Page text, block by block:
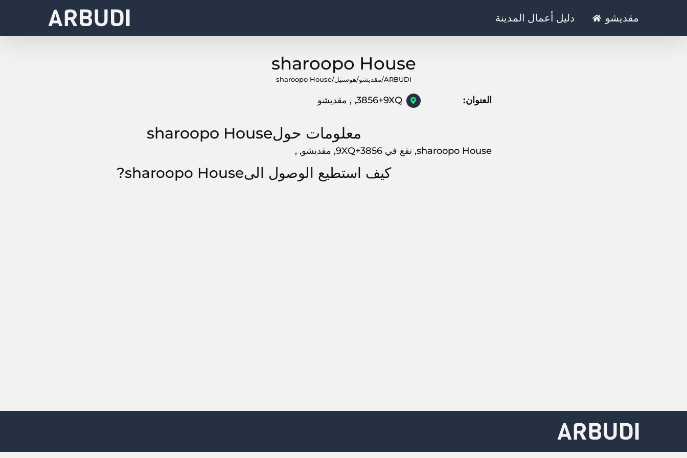
content
مقديشو دليل أعمال المدينة
sharoopo House
ARBUDI
/مقديشو/هوستيل/
sharoopo House
العنوان: 3856+9XQ, , مقديشو
معلومات حولsharoopo House
sharoopo House, تقع في 3856+9XQ, مقديشو, ,
كيف استطيع الوصول الىsharoopo House?